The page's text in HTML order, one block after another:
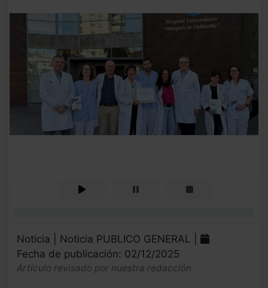
Noticia | Noticia PUBLICO GENERAL |
Fecha de publicación: 02/12/2025
Artículo revisado por nuestra redacción